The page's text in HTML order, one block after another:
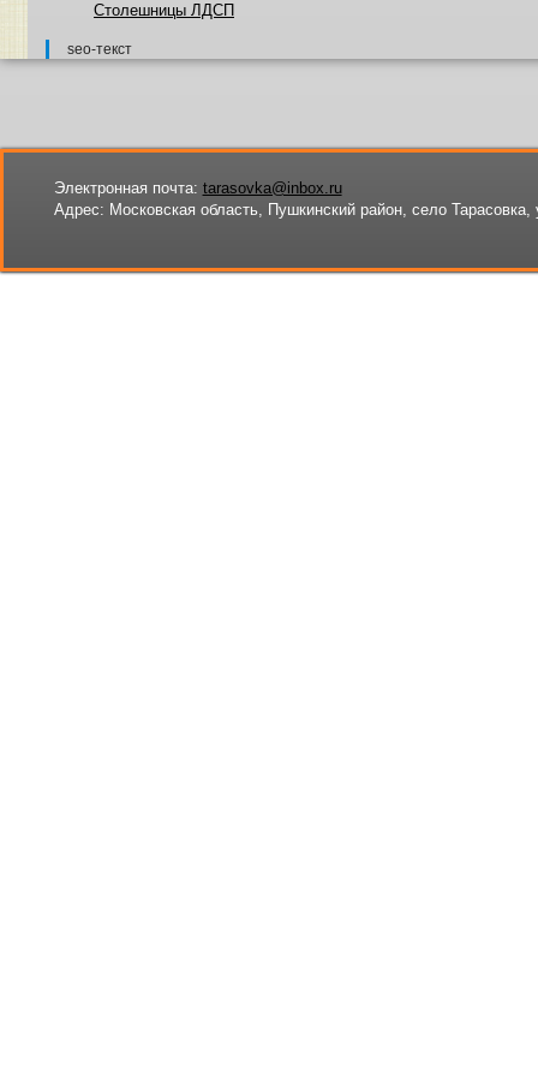
Столешницы ЛДСП
seo-текст
Электронная почта: tarasovka@inbox.ru
Адрес: Московская область, Пушкинский район, село